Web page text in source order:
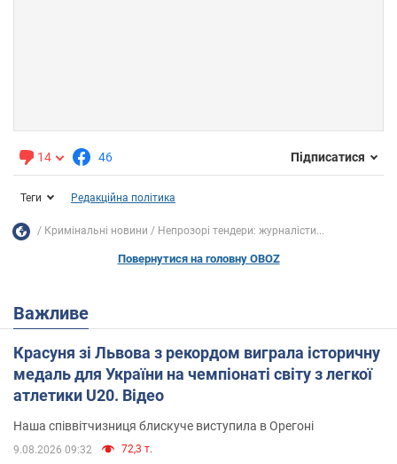
14 46 Підписатися
Теги Редакційна політика
Кримінальні новини Непрозорі тендери: журналісти...
Повернутися на головну OBOZ
Важливе
Красуня зі Львова з рекордом виграла історичну
медаль для України на чемпіонаті світу з легкої
атлетики U20. Відео
Наша співвітчизниця блискуче виступила в Орегоні
9.08.2026 09:32 72,3 т.